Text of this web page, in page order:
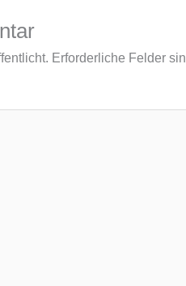
Erforderliche Felder